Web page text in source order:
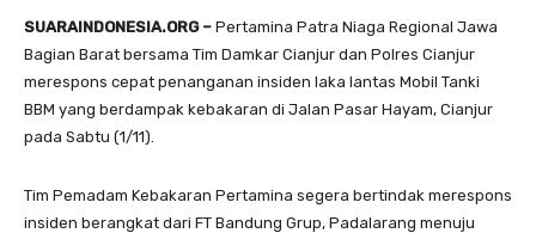
SUARAINDONESIA.ORG – Pertamina Patra Niaga Regional Jawa
Bagian Barat bersama Tim Damkar Cianjur dan Polres Cianjur
merespons cepat penanganan insiden laka lantas Mobil Tanki
BBM yang berdampak kebakaran di Jalan Pasar Hayam, Cianjur
pada Sabtu (1/11).
Tim Pemadam Kebakaran Pertamina segera bertindak merespons
insiden berangkat dari FT Bandung Grup, Padalarang menuju